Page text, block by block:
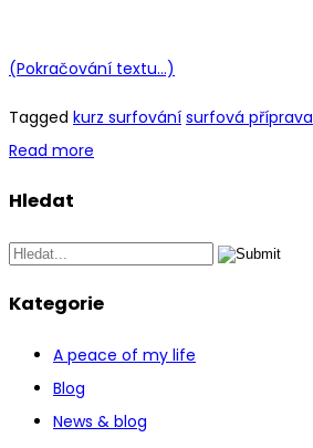
(Pokračování textu…)
Tagged kurz surfování surfová příprava
Read more
Hledat
Kategorie
A peace of my life
Blog
News & blog